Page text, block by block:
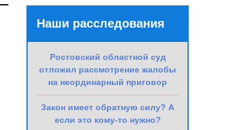
Наши расследования
Ростовский областной суд
отложил рассмотрение жалобы
на неординарный приговор
Закон имеет обратную силу? А
если это кому-то нужно?